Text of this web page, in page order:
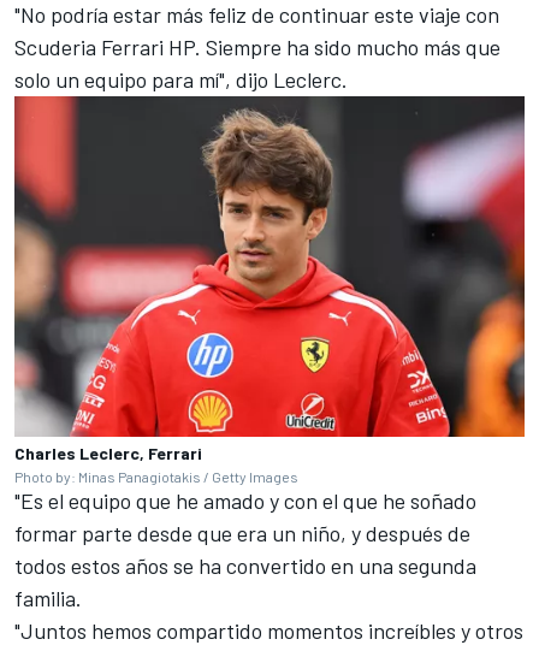
"No podría estar más feliz de continuar este viaje con
Scuderia Ferrari HP. Siempre ha sido mucho más que
solo un equipo para mí", dijo Leclerc.
Charles Leclerc, Ferrari
Photo by: Minas Panagiotakis / Getty Images
"Es el equipo que he amado y con el que he soñado
formar parte desde que era un niño, y después de
todos estos años se ha convertido en una segunda
familia.
"Juntos hemos compartido momentos increíbles y otros